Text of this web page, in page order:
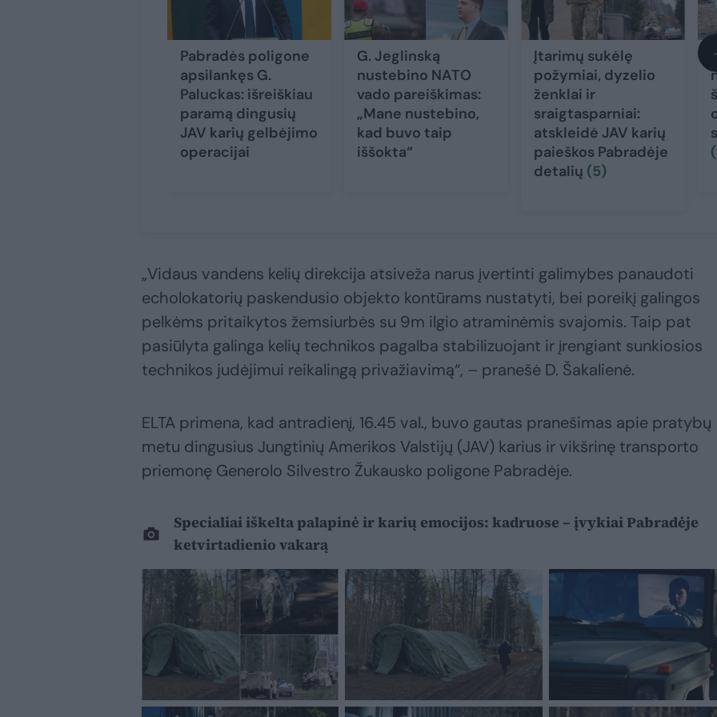
Pabradės poligone
apsilankęs G.
Paluckas: išreiškiau
paramą dingusių
JAV karių gelbėjimo
operacijai
G. Jeglinską
nustebino NATO
vado pareiškimas:
„Mane nustebino,
kad buvo taip
iššokta“
Įtarimų sukėlę
požymiai, dyzelio
ženklai ir
sraigtasparniai:
atskleidė JAV karių
paieškos Pabradėje
detalių (5)
„Vidaus vandens kelių direkcija atsiveža narus įvertinti galimybes panaudoti
echolokatorių paskendusio objekto kontūrams nustatyti, bei poreikį galingos
pelkėms pritaikytos žemsiurbės su 9m ilgio atraminėmis svajomis. Taip pat
pasiūlyta galinga kelių technikos pagalba stabilizuojant ir įrengiant sunkiosios
technikos judėjimui reikalingą privažiavimą“, – pranešė D. Šakalienė.
ELTA primena, kad antradienį, 16.45 val., buvo gautas pranešimas apie pratybų
metu dingusius Jungtinių Amerikos Valstijų (JAV) karius ir vikšrinę transporto
priemonę Generolo Silvestro Žukausko poligone Pabradėje.
Specialiai iškelta palapinė ir karių emocijos: kadruose – įvykiai Pabradėje
ketvirtadienio vakarą